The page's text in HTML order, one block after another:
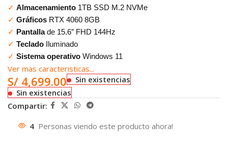
✓ Almacenamiento 1TB SSD M.2 NVMe
✓ Gráficos RTX 4060 8GB
✓ Pantallade 15.6″ FHD 144Hz
✓ Teclado Iluminado
✓ Sistema operativo Windows 11
Ver mas caracteristicas...
S/ 4,699.00
Sin existencias
Sin existencias
Compartir:
4 Personas viendo este producto ahora!